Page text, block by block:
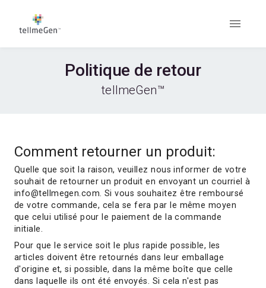
Politique de retour
tellmeGen™
Comment retourner un produit:
Quelle que soit la raison, veuillez nous informer de votre
souhait de retourner un produit en envoyant un courriel à
info@tellmegen.com. Si vous souhaitez être remboursé
de votre commande, cela se fera par le même moyen
que celui utilisé pour le paiement de la commande
initiale.
Pour que le service soit le plus rapide possible, les
articles doivent être retournés dans leur emballage
d'origine et, si possible, dans la même boîte que celle
dans laquelle ils ont été envoyés. Si cela n'est pas